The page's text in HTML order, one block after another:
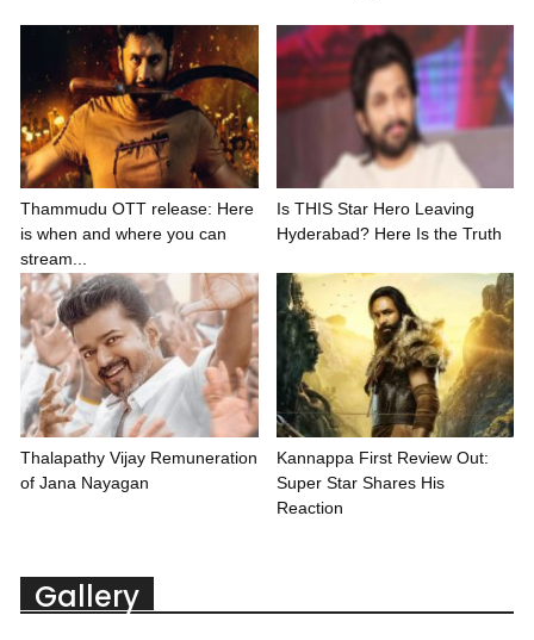
Thammudu OTT release: Here
is when and where you can
stream...
Is THIS Star Hero Leaving
Hyderabad? Here Is the Truth
Thalapathy Vijay Remuneration
of Jana Nayagan
Kannappa First Review Out:
Super Star Shares His
Reaction
Gallery